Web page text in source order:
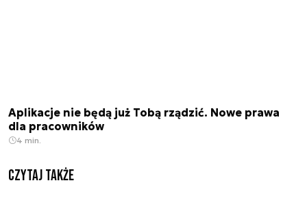
Aplikacje nie będą już Tobą rządzić. Nowe prawa
dla pracowników
4 min.
Czytaj także